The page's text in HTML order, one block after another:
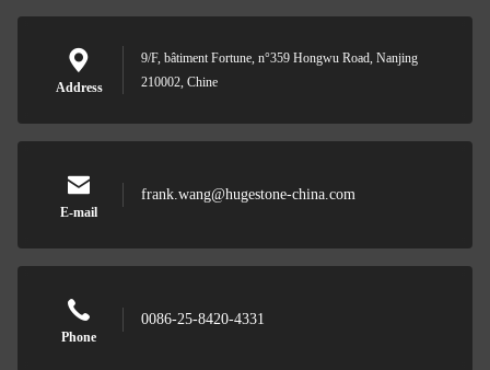
Address
9/F, bâtiment Fortune, n°359 Hongwu Road, Nanjing
210002, Chine
E-mail
frank.wang@hugestone-china.com
Phone
0086-25-8420-4331